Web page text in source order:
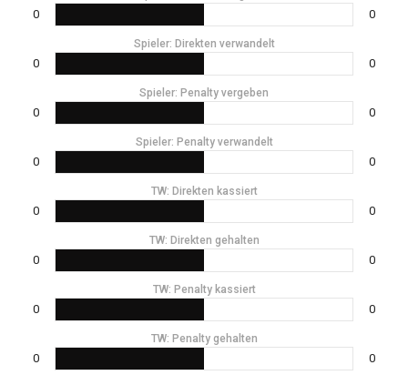
0 0
Spieler: Direkten verwandelt
0 0
Spieler: Penalty vergeben
0 0
Spieler: Penalty verwandelt
0 0
TW: Direkten kassiert
0 0
TW: Direkten gehalten
0 0
TW: Penalty kassiert
0 0
TW: Penalty gehalten
0 0